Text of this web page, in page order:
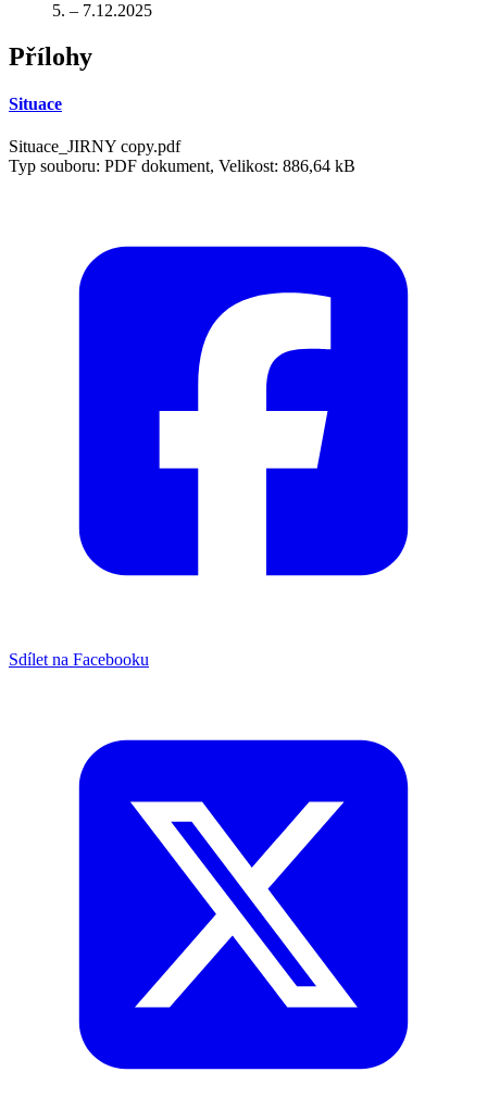
5. – 7.12.2025
Přílohy
Situace
Situace_JIRNY copy.pdf
Typ souboru: PDF dokument, Velikost: 886,64 kB
Sdílet na Facebooku